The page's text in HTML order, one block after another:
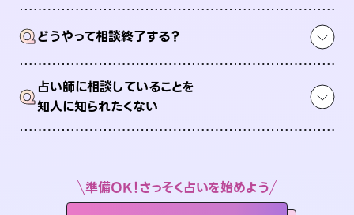
Qどうやって相談終了する？
Q占い師に相談していることを
知人に知られたくない
準備OK！さっそく占いを始めよう